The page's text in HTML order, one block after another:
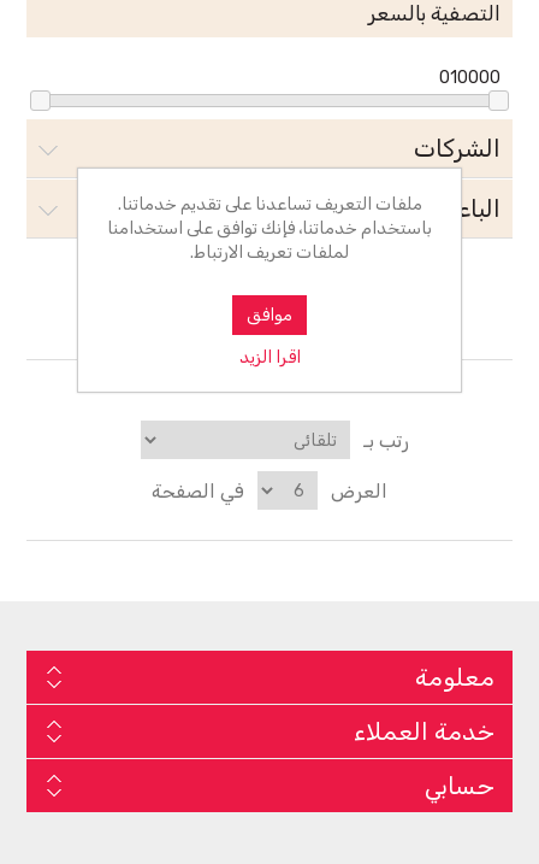
التصفية بالسعر
010000
الشركات
الباعة
إضاءة المناظر الطبيعية
رتب بـ
العرض في الصفحة
معلومة
خدمة العملاء
حسابي
ملفات التعريف تساعدنا على تقديم خدماتنا.
باستخدام خدماتنا، فإنك توافق على استخدامنا
لملفات تعريف الارتباط.
موافق
اقرا الزيد